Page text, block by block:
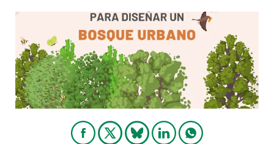
PARTICIPA
NOTICIAS Y AGENDA